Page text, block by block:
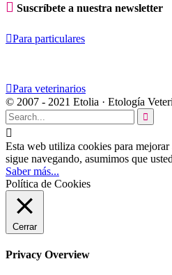
 Suscríbete a nuestra newsletter
Para particulares
Para veterinarios
© 2007 - 2021 Etolia · Etología


Esta web utiliza cookies para
sigue navegando, asumimos que
Saber más...
Política de Cookies
Cerrar
Privacy Overview